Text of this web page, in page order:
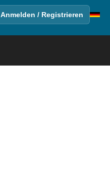
Anmelden / Registrieren